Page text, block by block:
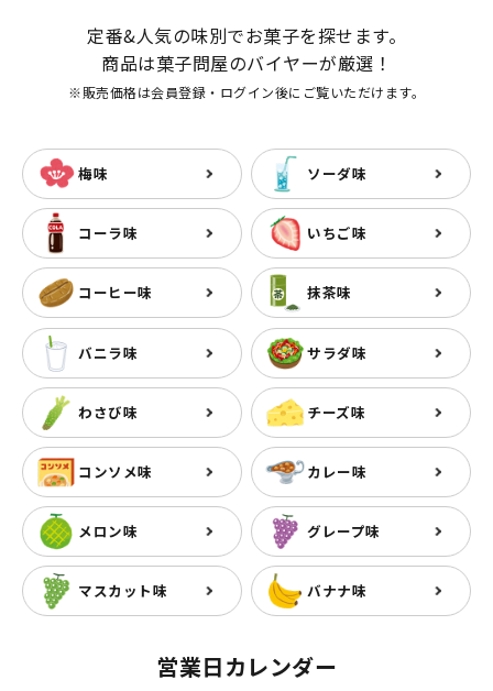
定番&人気の味別でお菓子を探せます。
商品は菓子問屋のバイヤーが厳選！
※販売価格は会員登録・ログイン後にご覧いただけます。
梅味 ソーダ味
コーラ味 いちご味
コーヒー味 抹茶味
バニラ味 サラダ味
わさび味 チーズ味
コンソメ味 カレー味
メロン味 グレープ味
マスカット味 バナナ味
営業日カレンダー